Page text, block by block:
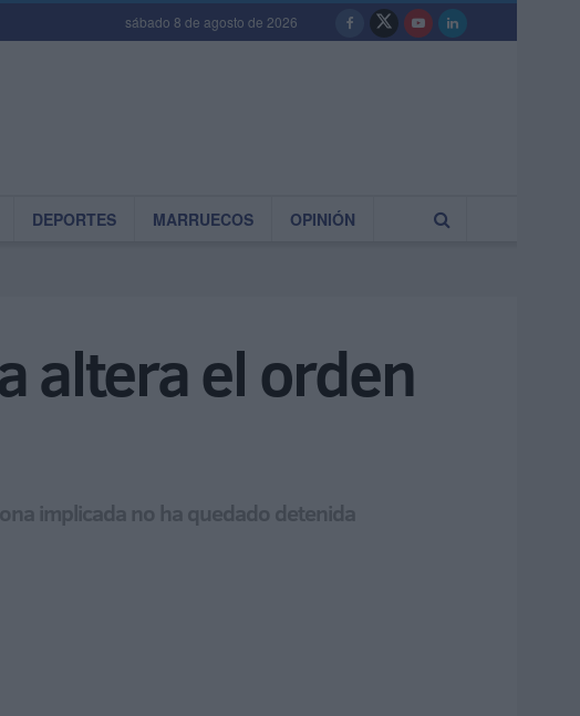
sábado 8 de agosto de 2026
DEPORTES MARRUECOS OPINIÓN
altera el orden
implicada no ha quedado detenida